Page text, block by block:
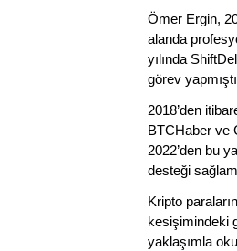
Ömer Ergin,
alanda
yılında
görev
2018’den
BTCHaber ve
2022’den bu
desteği
Kripto
kesişimindeki
yaklaşımla